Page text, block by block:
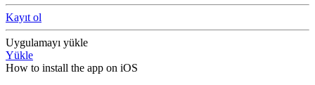
Kayıt ol
Uygulamayı yükle
Yükle
How to install the app on iOS